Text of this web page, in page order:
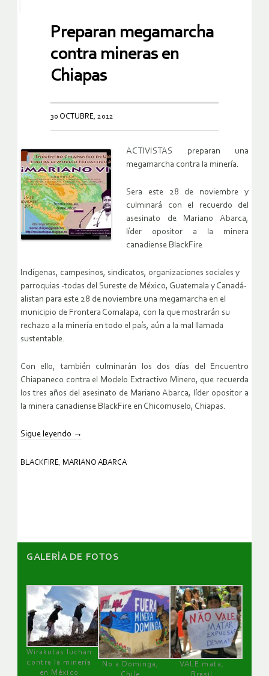
Preparan megamarcha
contra mineras en
Chiapas
30 OCTUBRE, 2012
ACTIVISTAS preparan una
megamarcha contra la minería.
Sera este 28 de noviembre y
culminará con el recuerdo del
asesinato de Mariano Abarca,
líder opositor a la minera
canadiense BlackFire
Indígenas, campesinos, sindicatos, organizaciones sociales y
parroquias -todas del Sureste de México, Guatemala y Canadá-
alistan para este 28 de noviembre una megamarcha en el
municipio de Frontera Comalapa, con la que mostrarán su
rechazo a la minería en todo el país, aún a la mal llamada
sustentable.
Con ello, también culminarán los dos días del Encuentro
Chiapaneco contra el Modelo Extractivo Minero, que recuerda
los tres años del asesinato de Mariano Abarca, líder opositor a
la minera canadiense BlackFire en Chicomuselo, Chiapas.
Sigue leyendo →
BLACKFIRE, MARIANO ABARCA
GALERÌA DE FOTOS
Wirakutas luchan
contra la minería
en México
No a Dominga,
VALE mata,